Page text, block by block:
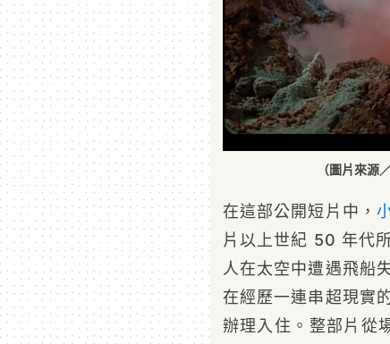
（圖片來
在這部公開短片中，
片以上世紀 50 年代
人在太空中遭遇飛船
在經歷一連串超現實
辦理入住。整部片從